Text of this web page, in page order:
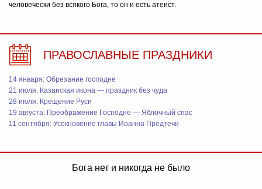
человечески без всякого Бога, то он и есть атеист.
ПРАВОСЛАВНЫЕ ПРАЗДНИКИ
14 января: Обрезание господне
21 июля: Казанская икона — праздник без чуда
28 июля: Крещение Руси
19 августа: Преображение Господне — Яблочный спас
11 сентября: Усекновение главы Иоанна Предтечи
Бога нет и никогда не было